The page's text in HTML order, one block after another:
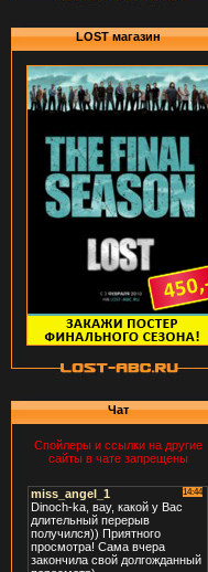
LOST магазин
Чат
Спойлеры и ссылки на другие
сайты в чате запрещены